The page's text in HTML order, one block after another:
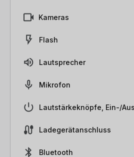
Kameras
Flash
Lautsprecher
Mikrofon
Lautstärkeknöpfe, Ein-/
Ladegerätanschluss
Bluetooth